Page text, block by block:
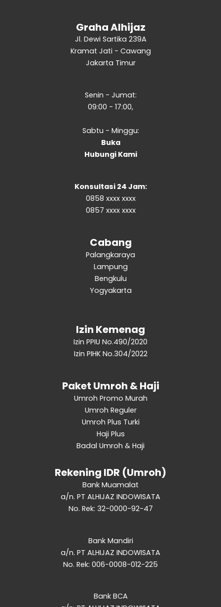
Graha Alhijaz
Jl. Dewi Sartika 239A
Kramat Jati - Cawang
Jakarta Timur
Senin - Jumat:
09:00 - 17:00,
Sabtu - Minggu:
Buka
Hubungi Kami
Konsultasi 24 Jam:
0858 xxxx xxxx
0857 xxxx xxxx
Cabang
Palangkaraya
Lampung
Bengkulu
Yogyakarta
Izin Kemenag
Izin PPIU No.490/2020
Izin PIHK No.304/2022
Paket Umroh & Haji
Umroh Promo Murah
Umroh Reguler
Umroh Plus Turki
Haji Plus
Badal Umroh & Haji
Rekening IDR (Umroh)
Bank Muamalat
a/n. PT ALHIJAZ INDOWISATA
No. Rek: 32-0000-92-47
Bank Mandiri
a/n. PT ALHIJAZ INDOWISATA
No. Rek: 006-0008-012-225
Bank BCA